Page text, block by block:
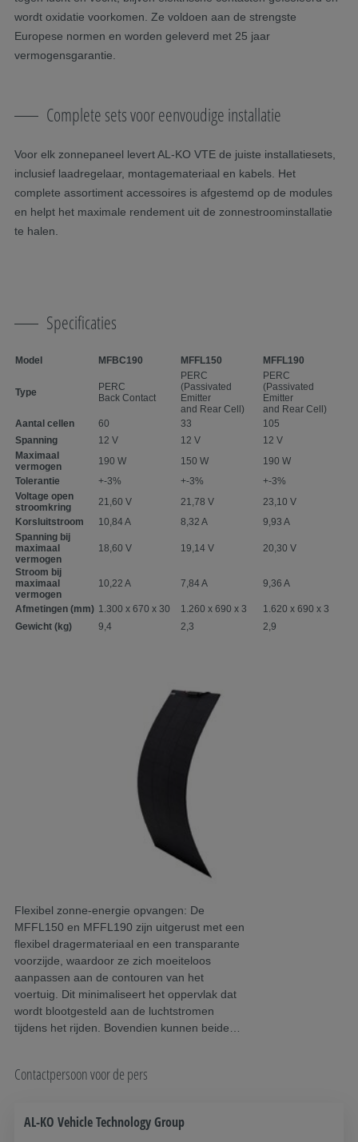
wordt oxidatie voorkomen. Ze voldoen aan de strengste
Europese normen en worden geleverd met 25 jaar
vermogensgarantie.
Complete sets voor eenvoudige installatie
Voor elk zonnepaneel levert AL-KO VTE de juiste installatiesets,
inclusief laadregelaar, montagemateriaal en kabels. Het
complete assortiment accessoires is afgestemd op de modules
en helpt het maximale rendement uit de zonnestroominstallatie
te halen.
Specificaties
Model MFBC190 MFFL150 MFFL190
Type
PERC
Back Contact
PERC
(Passivated
Emitter
and Rear Cell)
PERC
(Passivated
Emitter
and Rear Cell)
Aantal cellen
60 33
105
Spanning
12 V 12 V
12 V
Maximaal
vermogen
190 W 150 W
190 W
Tolerantie
+-3% +-3%
+-3%
Voltage open
stroomkring
21,60 V 21,78 V
23,10 V
Korsluitstroom
10,84 A 8,32 A
9,93 A
Spanning bij
maximaal
vermogen
18,60 V 19,14 V 20,30 V
Stroom bij
maximaal
vermogen
10,22 A 7,84 A 9,36 A
Afmetingen (mm) 1.300 x 670 x 30 1.260 x 690 x 3
1.620 x 690 x 3
Gewicht (kg)
9,4 2,3 2,9
Flexibel zonne-energie opvangen: De
MFFL150 en MFFL190 zijn uitgerust met een
flexibel dragermateriaal en een transparante
voorzijde, waardoor ze zich moeiteloos
aanpassen aan de contouren van het
voertuig. Dit minimaliseert het oppervlak dat
wordt blootgesteld aan de luchtstromen
tijdens het rijden. Bovendien kunnen beide
Contactpersoon voor de pers
AL-KO Vehicle Technology Group